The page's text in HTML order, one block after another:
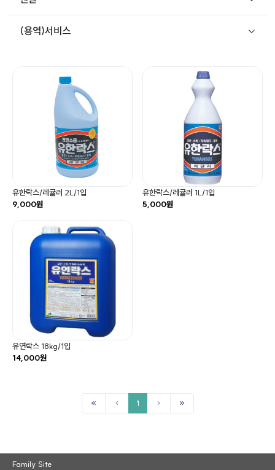
(용역)서비스
유한락스/레귤러 2L/1입
9,000원
유한락스/레귤러 1L/1입
5,000원
유연락스 18kg/1입
14,000원
1
Family Site